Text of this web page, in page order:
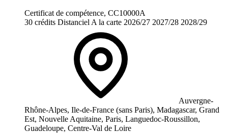
Certificat de compétence, CC10000A
30 crédits Distanciel A la carte 2026/27 2027/28 2028/29
Auvergne-
Rhône-Alpes, Ile-de-France (sans Paris), Madagascar, Grand
Est, Nouvelle Aquitaine, Paris, Languedoc-Roussillon,
Guadeloupe, Centre-Val de Loire